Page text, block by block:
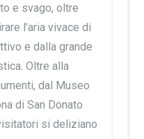
e svago, oltre
l’aria vivace di
e dalla grande
Oltre alla
dal Museo
di San Donato
si deliziano